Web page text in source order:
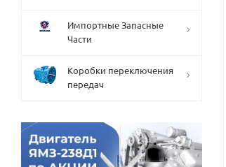
Импортные Запасные
Части
Коробки переключения
передач